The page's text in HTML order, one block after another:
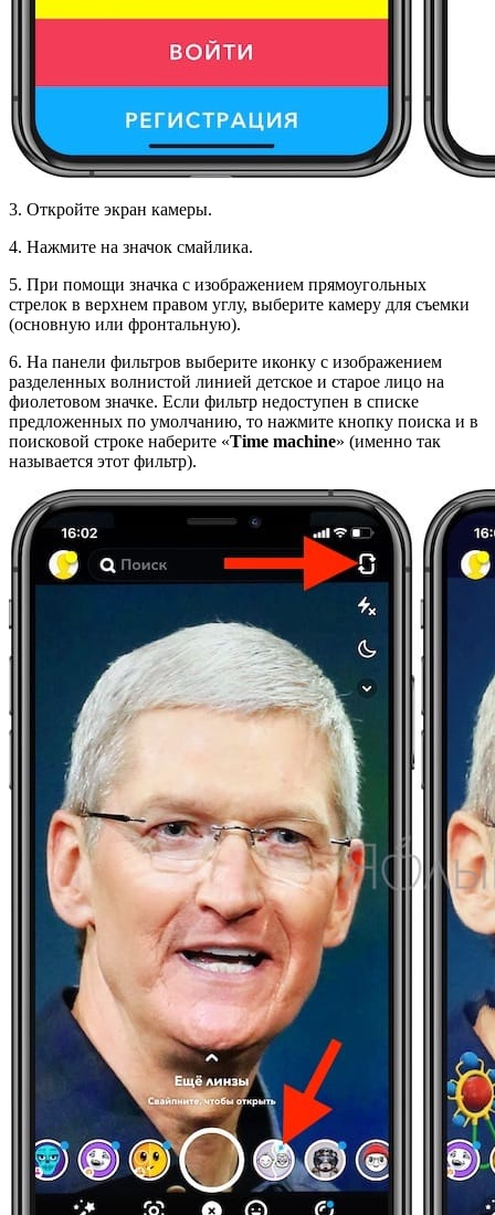
3. Откройте экран камеры.
4. Нажмите на значок смайлика.
5. При помощи значка с изображением прямоугольных
стрелок в верхнем правом углу, выберите камеру для съемки
(основную или фронтальную).
6. На панели фильтров выберите иконку с изображением
разделенных волнистой линией детское и старое лицо на
фиолетовом значке. Если фильтр недоступен в списке
предложенных по умолчанию, то нажмите кнопку поиска и в
поисковой строке наберите «Time machine» (именно так
называется этот фильтр).